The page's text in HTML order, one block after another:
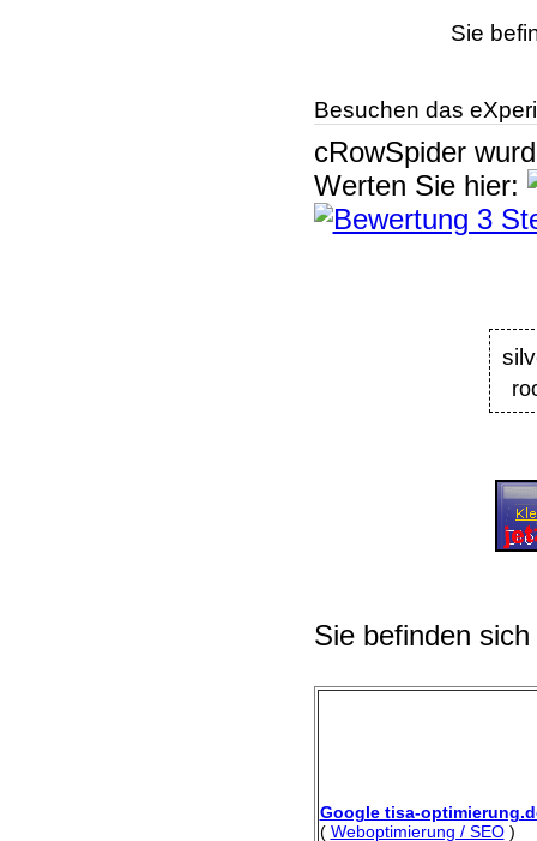
Sie
Besuchen das
cRowSpider
Werten Sie hier:
Sie befinden
Google tisa-
( Weboptimierung / SEO)